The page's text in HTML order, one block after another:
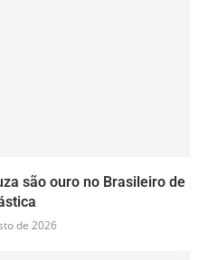
são ouro no Brasileiro de
de 2026